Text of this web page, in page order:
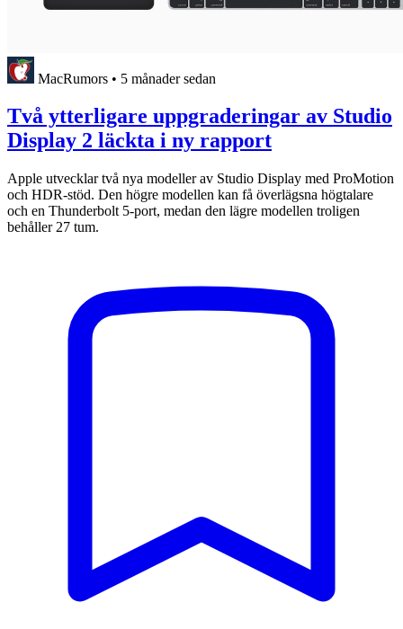
MacRumors • 5 månader sedan
Två ytterligare uppgraderingar av Studio
Display 2 läckta i ny rapport
Apple utvecklar två nya modeller av Studio Display med ProMotion
och HDR-stöd. Den högre modellen kan få överlägsna högtalare
och en Thunderbolt 5-port, medan den lägre modellen troligen
behåller 27 tum.